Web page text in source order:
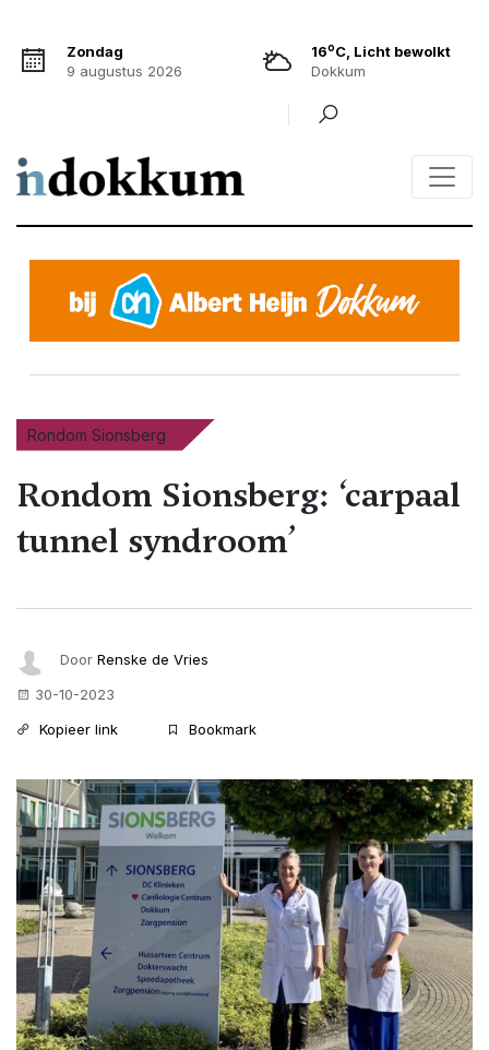
Zondag
9 augustus 2026
16oC, Licht bewolkt
Dokkum
Rondom Sionsberg
Rondom Sionsberg: ‘carpaal
tunnel syndroom’
Door Renske de Vries
30-10-2023
Kopieer link
Bookmark